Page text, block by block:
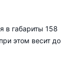
в габариты 158
этом весит до